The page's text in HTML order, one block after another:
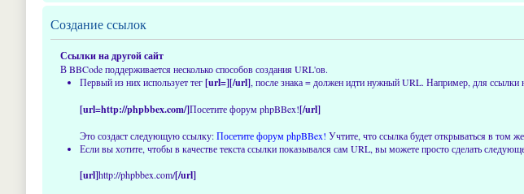
Создание ссылок
Ссылки на другой сайт
В BBCode поддерживается несколько способов создания URL'ов.
Первый из них использует тег[url=][/url], после знака = должен идти нужный URL. Например, для ссылки
[url=http://phpbbex.com/]Посетите форум phpBBex![/url]
Это создаст следующую ссылку:Посетите форум phpBBex! Учтите, что ссылка будет открываться в том
Если вы хотите, чтобы в качестве текста ссылки показывался сам URL, вы можете просто сделать
[url]http://phpbbex.com/[/url]